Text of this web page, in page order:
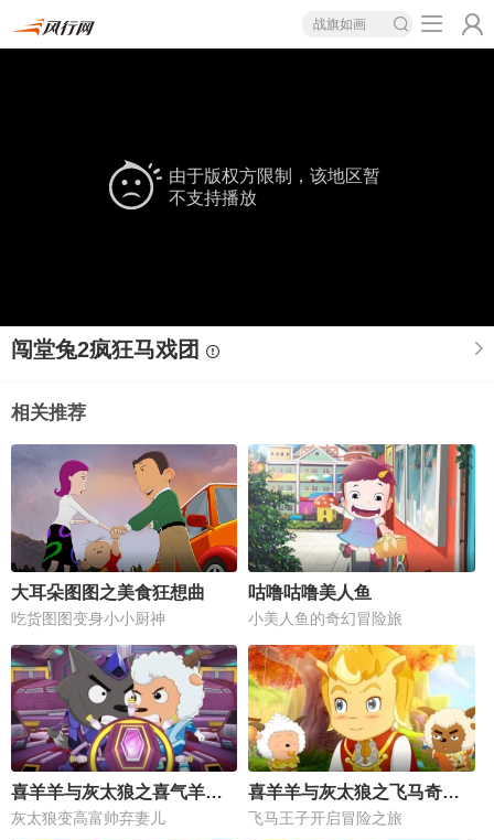
战旗如画
由于版权方限制，该地区暂
不支持播放
闯堂兔2疯狂马戏团
相关推荐
大耳朵图图之美食狂想曲
吃货图图变身小小厨神
咕噜咕噜美人鱼
小美人鱼的奇幻冒险旅
喜羊羊与灰太狼之喜气羊羊过蛇年
灰太狼变高富帅弃妻儿
喜羊羊与灰太狼之飞马奇遇记
飞马王子开启冒险之旅